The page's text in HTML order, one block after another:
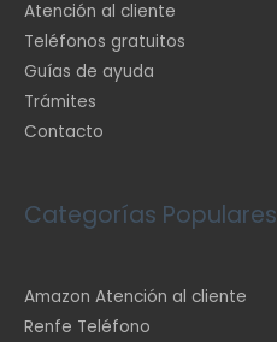
Atención al cliente
Teléfonos gratuitos
Guías de ayuda
Trámites
Contacto
Categorías Populares
Amazon Atención al cliente
Renfe Teléfono